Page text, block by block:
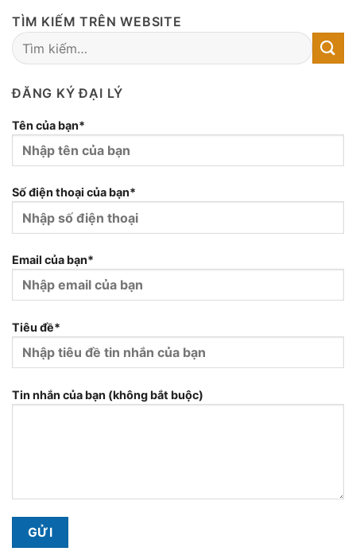
VIẾT
TÌM KIẾM TRÊN WEBSITE
ĐĂNG KÝ ĐẠI LÝ
Tên của bạn*
Số điện thoại của bạn*
Email của bạn*
Tiêu đề*
Tin nhắn của bạn (không bắt buộc)